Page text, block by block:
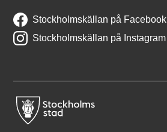
Stockholmskällan på Facebook
Stockholmskällan på Instagram